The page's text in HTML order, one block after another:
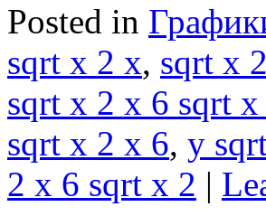
Posted in
sqrt x 2 x, sqrt x
sqrt x 2 x 6 sqrt x
sqrt x 2 x 6, y
2 x 6 sqrt x 2 |